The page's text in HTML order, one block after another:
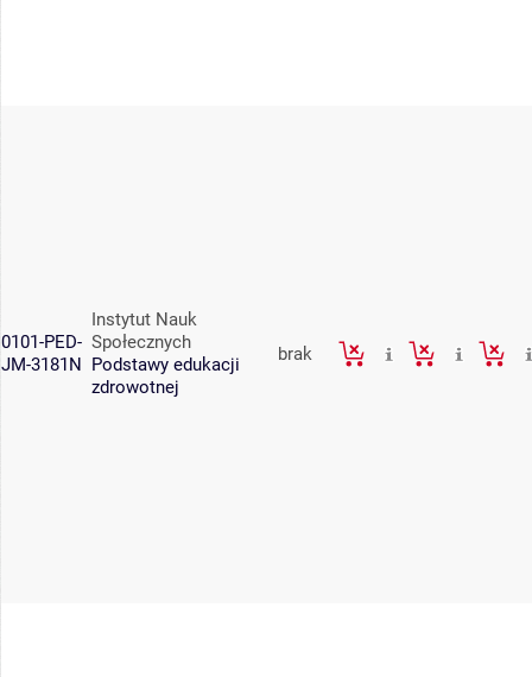
0101-PED-
JM-3181N
Instytut Nauk
Społecznych
Podstawy edukacji
zdrowotnej
brak